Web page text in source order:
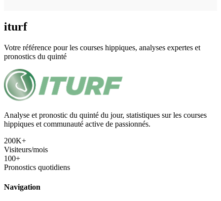
iturf
Votre référence pour les courses hippiques, analyses expertes et
pronostics du quinté
Analyse et pronostic du quinté du jour, statistiques sur les courses
hippiques et communauté active de passionnés.
200K+
Visiteurs/mois
100+
Pronostics quotidiens
Navigation